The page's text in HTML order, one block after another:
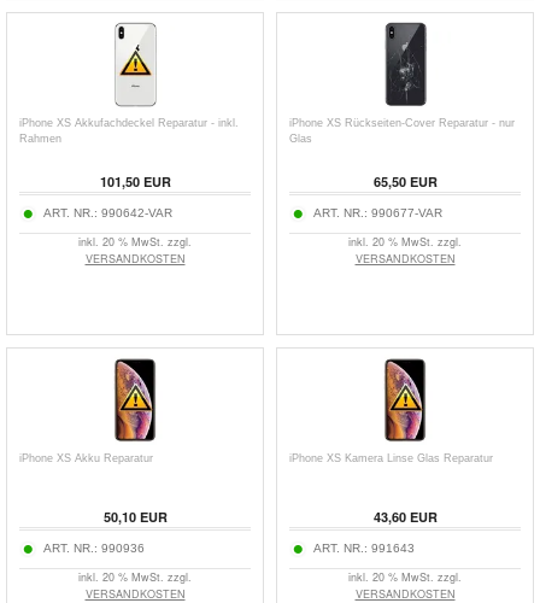
iPhone XS Akkufachdeckel Reparatur - inkl.
Rahmen
101,50 EUR
ART. NR.: 990642-VAR
inkl. 20 % MwSt. zzgl.
VERSANDKOSTEN
iPhone XS Rückseiten-Cover Reparatur - nur
Glas
65,50 EUR
ART. NR.: 990677-VAR
inkl. 20 % MwSt. zzgl.
VERSANDKOSTEN
iPhone XS Akku Reparatur
50,10 EUR
ART. NR.: 990936
inkl. 20 % MwSt. zzgl.
VERSANDKOSTEN
iPhone XS Kamera Linse Glas Reparatur
43,60 EUR
ART. NR.: 991643
inkl. 20 % MwSt. zzgl.
VERSANDKOSTEN